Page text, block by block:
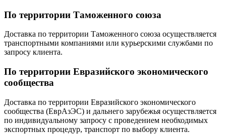
По территории Таможенного союза
Доставка по территории Таможенного союза осуществляется
транспортными компаниями или курьерскими службами по
запросу клиента.
По территории Евразийского экономического
сообщества
Доставка по территории Евразийского экономического
сообщества (ЕврАзЭС) и дальнего зарубежья осуществляется
по индивидуальному запросу с проведением необходимых
экспортных процедур, транспорт по выбору клиента.